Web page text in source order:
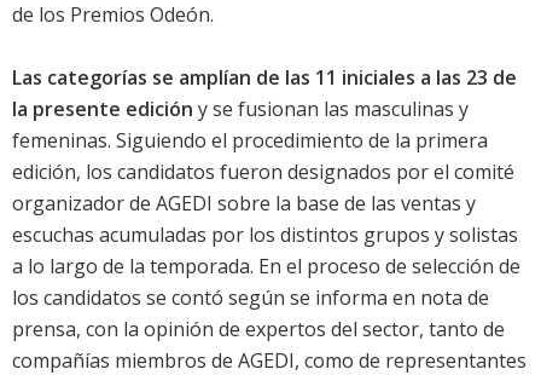
de los Premios Odeón.
Las categorías se amplían de las 11 iniciales a las 23 de
la presente edición y se fusionan las masculinas y
femeninas. Siguiendo el procedimiento de la primera
edición, los candidatos fueron designados por el comité
organizador de AGEDI sobre la base de las ventas y
escuchas acumuladas por los distintos grupos y solistas
a lo largo de la temporada. En el proceso de selección de
los candidatos se contó según se informa en nota de
prensa, con la opinión de expertos del sector, tanto de
compañías miembros de AGEDI, como de representantes